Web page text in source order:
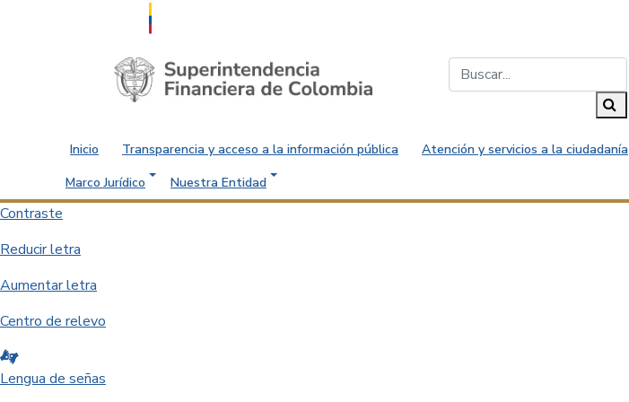
Saltar al contenido principal
Inicio Transparencia y acceso a la información pública Atención y servicios a la ciudadanía
Marco Jurídico
Nuestra Entidad
Contraste
Reducir letra
Aumentar letra
Centro de relevo
Lengua de señas